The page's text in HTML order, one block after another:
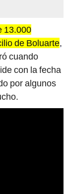
13.000
de Boluarte,
cuando
con la fecha
por algunos